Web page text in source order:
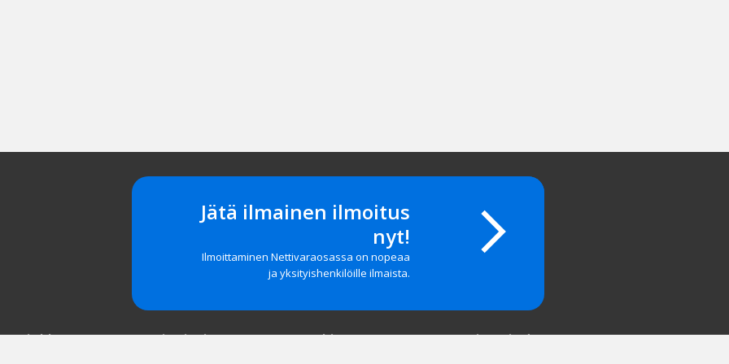
Jätä ilmainen ilmoitus
nyt!
Ilmoittaminen Nettivaraosassa on nopeaa
ja yksityishenkilöille ilmaista.
asiakkaat Navigointi Tuki Yritystiedot